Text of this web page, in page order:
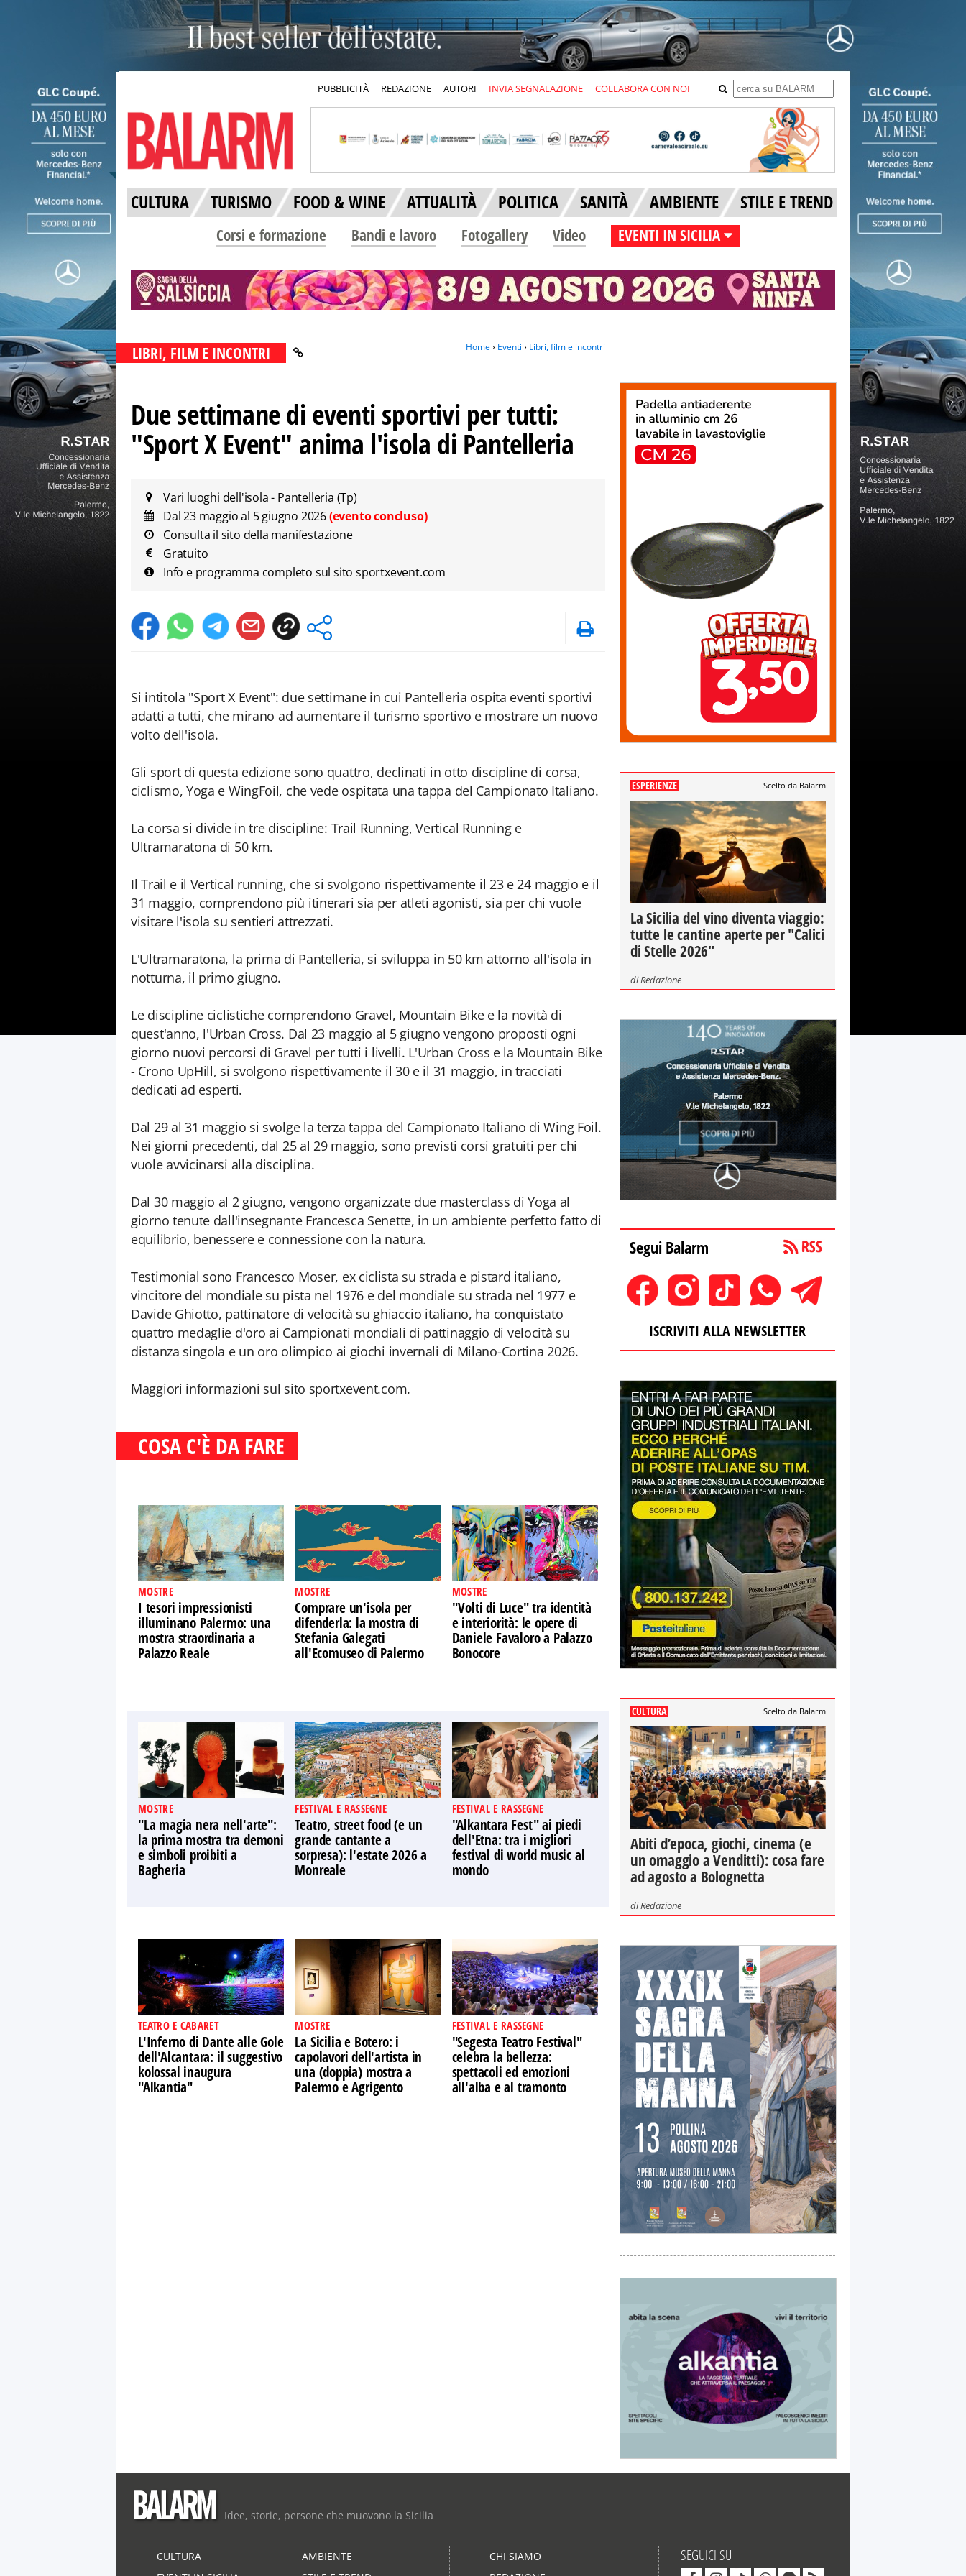
PUBBLICITÀ REDAZIONE AUTORI INVIA SEGNALAZIONE COLLABORA CON NOI
CULTURA TURISMO FOOD & WINE ATTUALITÀ POLITICA SANITÀ AMBIENTE STILE E TREND
Corsi e formazione Bandi e lavoro Fotogallery Video EVENTI IN SICILIA
LIBRI, FILM E INCONTRI Home› Eventi › Libri, film e incontri
Due settimane di eventi sportivi per tutti:
"Sport X Event" anima l'isola di Pantelleria
Vari luoghi dell'isola - Pantelleria (Tp)
Dal 23 maggio al 5 giugno 2026(evento concluso)
Consulta il sito della manifestazione
Gratuito
Info e programma completo sul sito sportxevent.com
Si intitola "Sport X Event": due settimane in cui Pantelleria ospita eventi sportivi
adatti a tutti, che mirano ad aumentare il turismo sportivo e mostrare un nuovo
volto dell'isola.
Gli sport di questa edizione sono quattro, declinati in otto discipline di corsa,
ciclismo, Yoga e WingFoil, che vede ospitata una tappa del Campionato Italiano.
La corsa si divide in tre discipline: Trail Running, Vertical Running e
Ultramaratona di 50 km.
Il Trail e il Vertical running, che si svolgono rispettivamente il 23 e 24 maggio e il
31 maggio, comprendono più itinerari sia per atleti agonisti, sia per chi vuole
visitare l'isola su sentieri attrezzati.
L'Ultramaratona, la prima di Pantelleria, si sviluppa in 50 km attorno all'isola in
notturna, il primo giugno.
Le discipline ciclistiche comprendono Gravel, Mountain Bike e la novità di
quest'anno, l'Urban Cross. Dal 23 maggio al 5 giugno vengono proposti ogni
giorno nuovi percorsi di Gravel per tutti i livelli. L'Urban Cross e la Mountain Bike
- Crono UpHill, si svolgono rispettivamente il 30 e il 31 maggio, in tracciati
dedicati ad esperti.
Dal 29 al 31 maggio si svolge la terza tappa del Campionato Italiano di Wing Foil.
Nei giorni precedenti, dal 25 al 29 maggio, sono previsti corsi gratuiti per chi
vuole avvicinarsi alla disciplina.
Dal 30 maggio al 2 giugno, vengono organizzate due masterclass di Yoga al
giorno tenute dall'insegnante Francesca Senette, in un ambiente perfetto fatto di
equilibrio, benessere e connessione con la natura.
Testimonial sono Francesco Moser, ex ciclista su strada e pistard italiano,
vincitore del mondiale su pista nel 1976 e del mondiale su strada nel 1977 e
Davide Ghiotto, pattinatore di velocità su ghiaccio italiano, ha conquistato
quattro medaglie d'oro ai Campionati mondiali di pattinaggio di velocità su
distanza singola e un oro olimpico ai giochi invernali di Milano-Cortina 2026.
Maggiori informazioni sul sito sportxevent.com.
COSA C'È DA FARE
MOSTRE
I tesori impressionisti
illuminano Palermo: una
mostra straordinaria a
Palazzo Reale
MOSTRE
Comprare un'isola per
difenderla: la mostra di
Stefania Galegati
all'Ecomuseo di Palermo
MOSTRE
"Volti di Luce" tra identità
e interiorità: le opere di
Daniele Favaloro a Palazzo
Bonocore
MOSTRE
"La magia nera nell'arte":
la prima mostra tra demoni
e simboli proibiti a
Bagheria
FESTIVAL E RASSEGNE
Teatro, street food (e un
grande cantante a
sorpresa): l'estate 2026 a
Monreale
FESTIVAL E RASSEGNE
"Alkantara Fest" ai piedi
dell'Etna: tra i migliori
festival di world music al
mondo
TEATRO E CABARET
L'Inferno di Dante alle Gole
dell'Alcantara: il suggestivo
kolossal inaugura
"Alkantia"
MOSTRE
La Sicilia e Botero: i
capolavori dell'artista in
una (doppia) mostra a
Palermo e Agrigento
FESTIVAL E RASSEGNE
"Segesta Teatro Festival"
celebra la bellezza:
spettacoli ed emozioni
all'alba e al tramonto
ESPERIENZE Scelto da Balarm
La Sicilia del vino diventa viaggio:
tutte le cantine aperte per "Calici
di Stelle 2026"
diRedazione
Segui Balarm
ISCRIVITI ALLA NEWSLETTER
CULTURA Scelto da Balarm
Abiti d’epoca, giochi, cinema (e
un omaggio a Venditti): cosa fare
ad agosto a Bolognetta
diRedazione
Idee, storie, persone che muovono la Sicilia
CULTURA
AMBIENTE
CHI SIAMO
SEGUICI SU